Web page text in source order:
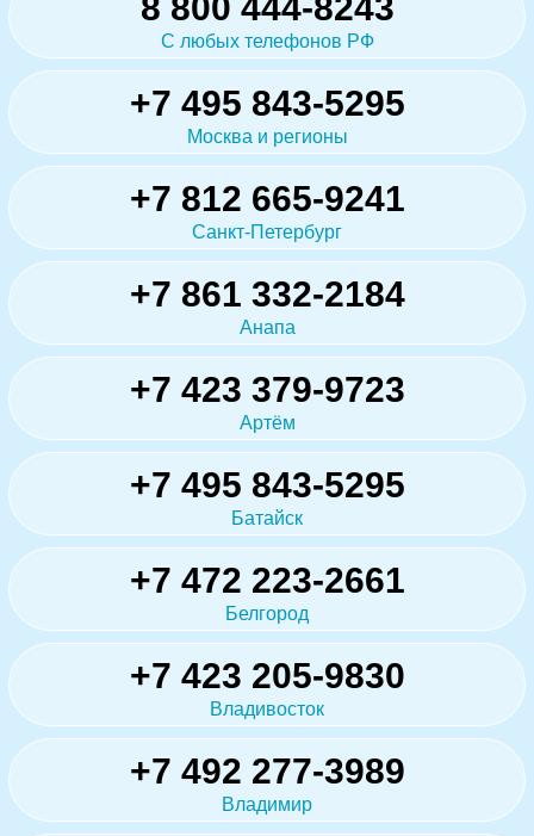
С любых телефонов РФ
+7 495 843-5295
Москва и регионы
+7 812 665-9241
Санкт-Петербург
+7 861 332-2184
Анапа
+7 423 379-9723
Артём
+7 495 843-5295
Батайск
+7 472 223-2661
Белгород
+7 423 205-9830
Владивосток
+7 492 277-3989
Владимир